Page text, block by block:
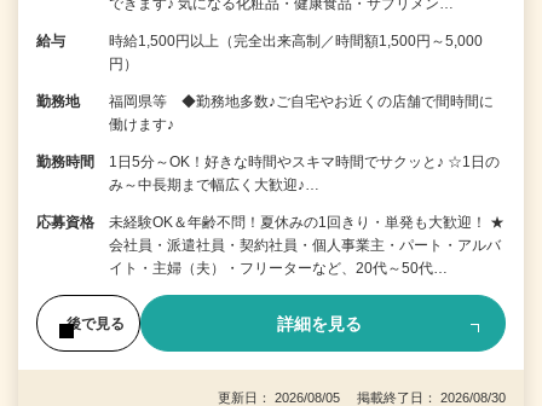
できます♪ 気になる化粧品・健康食品・サプリメン…
給与
時給1,500円以上（完全出来高制／時間額1,500円～5,000
円）
勤務地
福岡県等 ◆勤務地多数♪ご自宅やお近くの店舗で間時間に
働けます♪
勤務時間
1日5分～OK！好きな時間やスキマ時間でサクッと♪ ☆1日の
み～中長期まで幅広く大歓迎♪…
応募資格
未経験OK＆年齢不問！夏休みの1回きり・単発も大歓迎！ ★
会社員・派遣社員・契約社員・個人事業主・パート・アルバ
イト・主婦（夫）・フリーターなど、20代～50代…
後で見る 詳細を見る
更新日： 2026/08/05 掲載終了日： 2026/08/30